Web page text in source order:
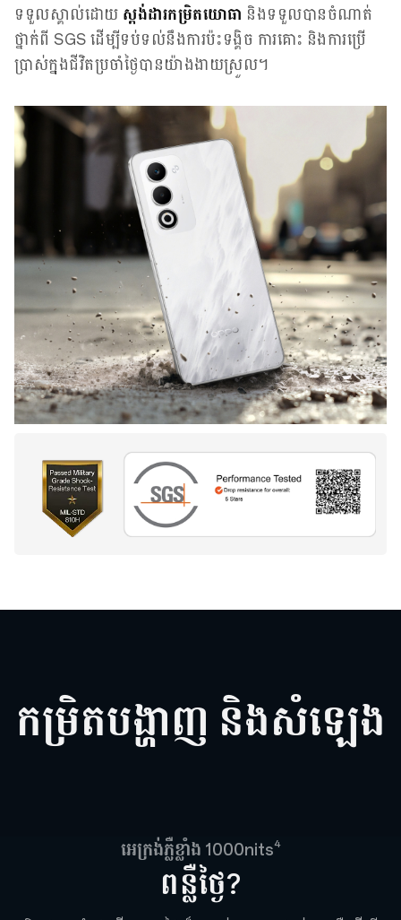
ទទួលស្គាល់ដោយ ស្តង់ដារកម្រិតយោធា និងទទួលបានចំណាត់
ថ្នាក់ពី SGS ដើម្បីទប់ទល់នឹងការប៉ះទង្គិច ការគោះ និងការប្រើ
ប្រាស់ក្នុងជីវិតប្រចាំថ្ងៃបានយ៉ាងងាយស្រួល។
កម្រិតបង្ហាញ និងសំឡេង
អេក្រង់ភ្លឺខ្លាំង 1000nits4
ពន្លឺថ្ងៃ?